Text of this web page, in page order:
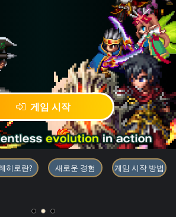
게임 시작
「BRAVE
히로란? 새로운 경험 게임 시작 방법